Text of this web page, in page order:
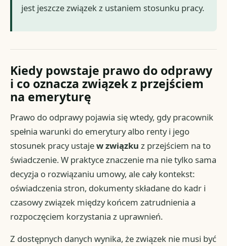
jest jeszcze związek z ustaniem stosunku pracy.
Kiedy powstaje prawo do odprawy
i co oznacza związek z przejściem
na emeryturę
Prawo do odprawy pojawia się wtedy, gdy pracownik
spełnia warunki do emerytury albo renty i jego
stosunek pracy ustajew związku z przejściem na to
świadczenie. W praktyce znaczenie ma nie tylko sama
decyzja o rozwiązaniu umowy, ale cały kontekst:
oświadczenia stron, dokumenty składane do kadr i
czasowy związek między końcem zatrudnienia a
rozpoczęciem korzystania z uprawnień.
Z dostępnych danych wynika, że związek nie musi być